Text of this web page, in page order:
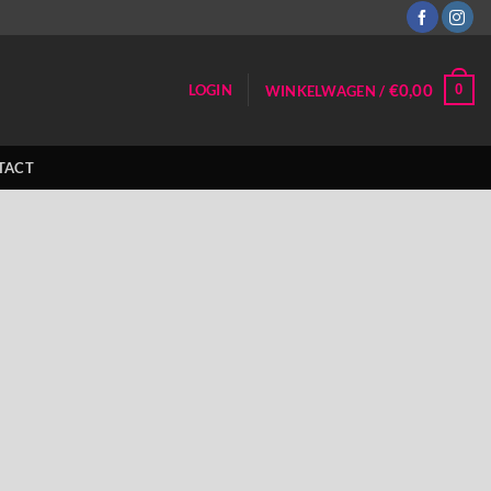
LOGIN WINKELWAGEN / €0,00 0